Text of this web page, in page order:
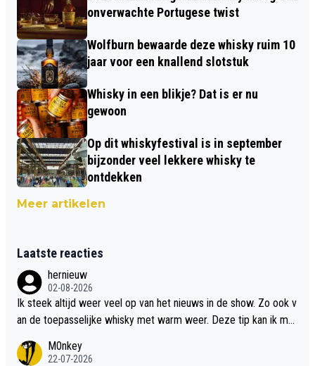
onverwachte Portugese twist
Wolfburn bewaarde deze whisky ruim 10
jaar voor een knallend slotstuk
Whisky in een blikje? Dat is er nu
gewoon
Op dit whiskyfestival is in september
bijzonder veel lekkere whisky te
ontdekken
Meer artikelen
Laatste reacties
hernieuw
02-08-2026
Ik steek altijd weer veel op van het nieuws in de show. Zo ook v
an de toepasselijke whisky met warm weer. Deze tip kan ik met
M0nkey
22-07-2026